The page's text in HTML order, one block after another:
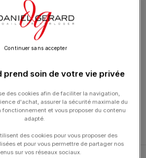
met les pierres fines en majesté,
de la peau. La taille en « trèfle » est
Pierre de Soleil apporte l’Energie de
JAUNE 18 CARATS TRÈFLE PIERRE DE
prend soin de votre vie privée
des cookies afin de faciliter la navigation,
d'achat, assurer la sécurité maximale du
fonctionnement et vous proposer du contenu
adapté.
des cookies pour vous proposer des
et pour vous permettre de partager nos
sur vos réseaux sociaux.
Continuer sans accepter